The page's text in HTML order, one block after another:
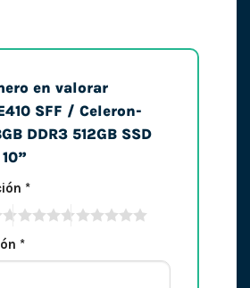
en valorar
SFF / Celeron-
DDR3 512GB SSD
*
*